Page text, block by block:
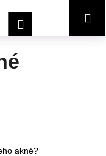
HľadaťPrihlásenieNákupný
akné?